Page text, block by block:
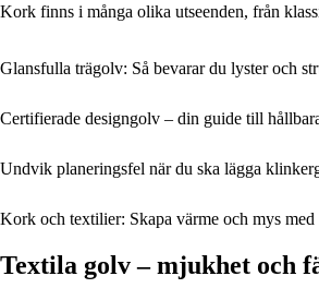
Kork finns i många olika utseenden, från
Glansfulla trägolv: Så bevarar du lyster och
Certifierade designgolv – din guide till
Undvik planeringsfel när du ska lägga
Kork och textilier: Skapa värme och mys
Textila golv – mjukhet och